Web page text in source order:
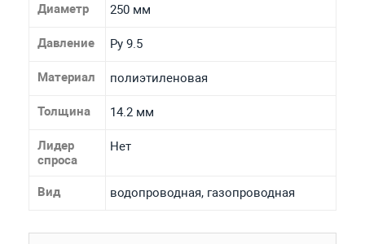
Диаметр 250 мм
Давление Ру 9.5
Материал полиэтиленовая
Толщина 14.2 мм
Лидер
спроса
Нет
Вид водопроводная, газопроводная